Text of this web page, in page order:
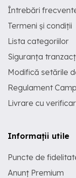
Întrebări
Termeni și condiții
Lista categoriilor
Siguranța
Modifică setările
Regulament
Livrare cu
Informații utile
Puncte de
Anunț Premium